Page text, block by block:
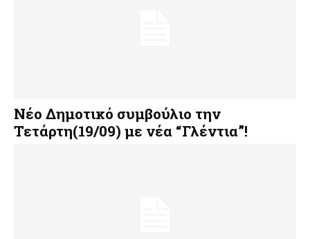
Νέο Δημοτικό συμβούλιο την
Τετάρτη(19/09) με νέα “Γλέντια”!